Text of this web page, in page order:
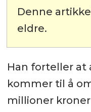
Denne
eldre.
Han forteller at
kommer til å
millioner kroner